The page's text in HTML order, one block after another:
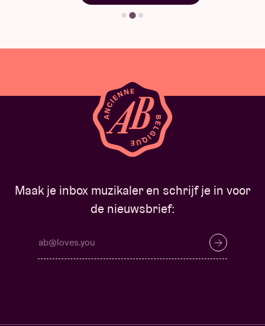
Maak je inbox muzikaler en schrijf je in voor
de nieuwsbrief: